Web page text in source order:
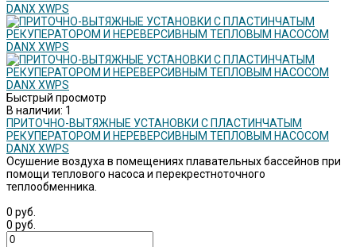
Быстрый просмотр
В наличии: 1
ПРИТОЧНО-ВЫТЯЖНЫЕ УСТАНОВКИ С ПЛАСТИНЧАТЫМ
РЕКУПЕРАТОРОМ И НЕРЕВЕРСИВНЫМ ТЕПЛОВЫМ НАСОСОМ
DANX XWPS
Осушение воздуха в помещениях плавательных бассейнов при
помощи теплового насоса и перекрестноточного
теплообменника.
0 руб.
0 руб.